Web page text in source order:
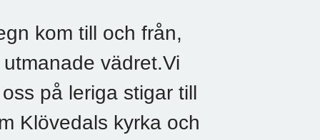
kom till och från,
vädret.Vi
på leriga stigar till
Klövedals kyrka och